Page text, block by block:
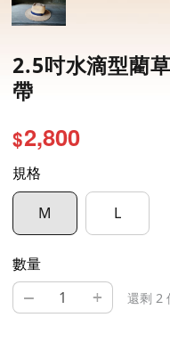
2.5吋水滴型藺
帶
$2,800
規格
M L
數量
– + 還剩 2